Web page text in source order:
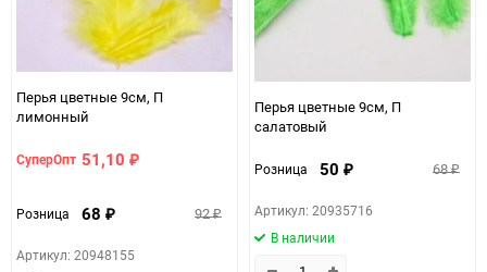
Перья цветные 9см, П
лимонный
СуперОпт 51,10 ₽
Розница 68 ₽ 92₽
Артикул: 20948155
Перья цветные 9см, П
салатовый
Розница 50 ₽ 68₽
Артикул: 20935716
В наличии